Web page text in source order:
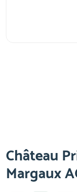
Château
Margaux